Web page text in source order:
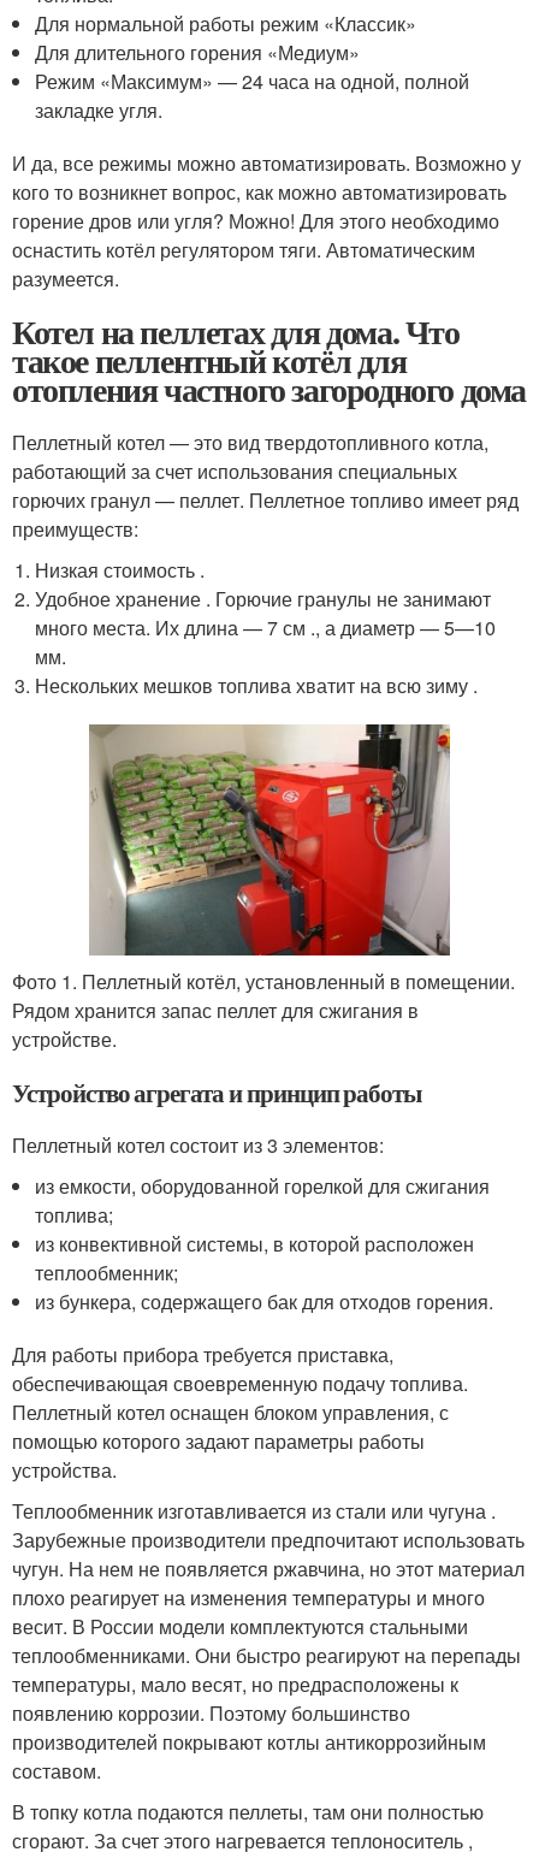
Для нормальной работы режим «Классик»
Для длительного горения «Медиум»
Режим «Максимум» — 24 часа на одной, полной
закладке угля.
И да, все режимы можно автоматизировать. Возможно у
кого то возникнет вопрос, как можно автоматизировать
горение дров или угля? Можно! Для этого необходимо
оснастить котёл регулятором тяги. Автоматическим
разумеется.
Котел на пеллетах для дома. Что
такое пеллентный котёл для
отопления частного загородного дома
Пеллетный котел — это вид твердотопливного котла,
работающий за счет использования специальных
горючих гранул — пеллет. Пеллетное топливо имеет ряд
преимуществ:
Низкая стоимость .
Удобное хранение . Горючие гранулы не занимают
много места. Их длина — 7 см ., а диаметр — 5—10
мм.
Нескольких мешков топлива хватит на всю зиму .
Фото 1. Пеллетный котёл, установленный в помещении.
Рядом хранится запас пеллет для сжигания в
устройстве.
Устройство агрегата и принцип работы
Пеллетный котел состоит из 3 элементов:
из емкости, оборудованной горелкой для сжигания
топлива;
из конвективной системы, в которой расположен
теплообменник;
из бункера, содержащего бак для отходов горения.
Для работы прибора требуется приставка,
обеспечивающая своевременную подачу топлива.
Пеллетный котел оснащен блоком управления, с
помощью которого задают параметры работы
устройства.
Теплообменник изготавливается из стали или чугуна .
Зарубежные производители предпочитают использовать
чугун. На нем не появляется ржавчина, но этот материал
плохо реагирует на изменения температуры и много
весит. В России модели комплектуются стальными
теплообменниками. Они быстро реагируют на перепады
температуры, мало весят, но предрасположены к
появлению коррозии. Поэтому большинство
производителей покрывают котлы антикоррозийным
составом.
В топку котла подаются пеллеты, там они полностью
сгорают. За счет этого нагревается теплоноситель ,